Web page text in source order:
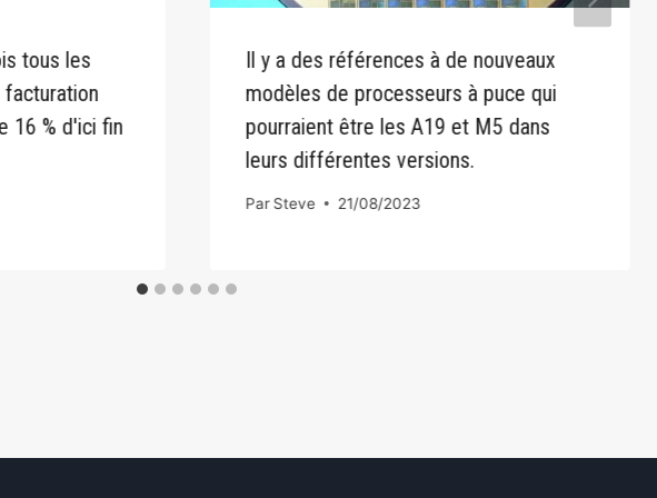
tous les
16 % d'ici fin
Il y a des références à de nouveaux
modèles de processeurs à puce qui
pourraient être les A19 et M5 dans
leurs différentes versions.
Par Steve 21/08/2023